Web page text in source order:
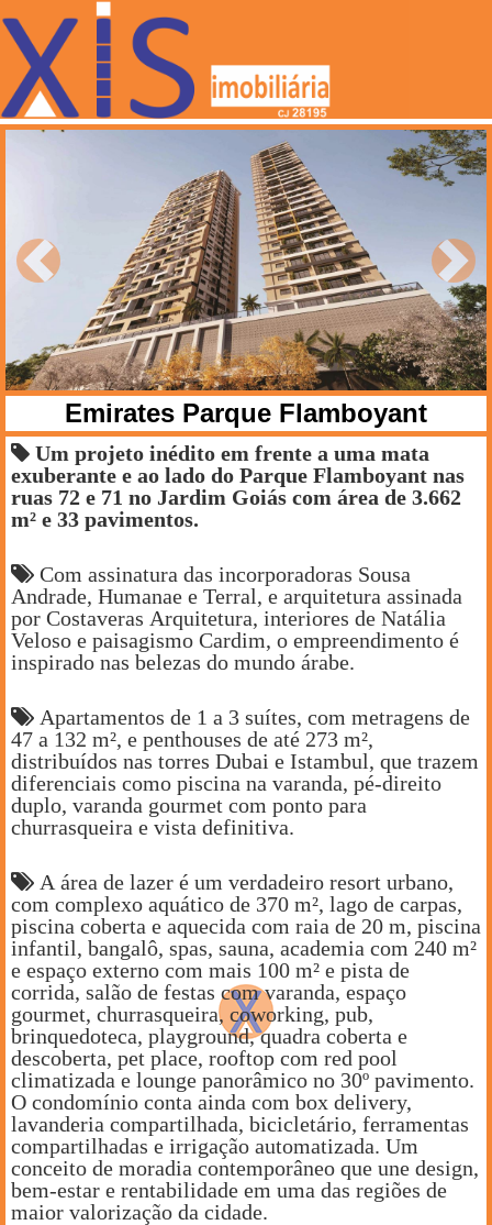
Anterior
Emirates Parque Flamboyant
Um projeto inédito em frente a uma mata
exuberante e ao lado do Parque Flamboyant nas
ruas 72 e 71 no Jardim Goiás com área de 3.662
m² e 33 pavimentos.
Com assinatura das incorporadoras Sousa
Andrade, Humanae e Terral, e arquitetura assinada
por Costaveras Arquitetura, interiores de Natália
Veloso e paisagismo Cardim, o empreendimento é
inspirado nas belezas do mundo árabe.
Apartamentos de 1 a 3 suítes, com metragens de
47 a 132 m², e penthouses de até 273 m²,
distribuídos nas torres Dubai e Istambul, que trazem
diferenciais como piscina na varanda, pé-direito
duplo, varanda gourmet com ponto para
churrasqueira e vista definitiva.
A área de lazer é um verdadeiro resort urbano,
com complexo aquático de 370 m², lago de carpas,
piscina coberta e aquecida com raia de 20 m, piscina
infantil, bangalô, spas, sauna, academia com 240 m²
e espaço externo com mais 100 m² e pista de
corrida, salão de festas com varanda, espaço
gourmet, churrasqueira, coworking, pub,
brinquedoteca, playground, quadra coberta e
descoberta, pet place, rooftop com red pool
climatizada e lounge panorâmico no 30º pavimento.
O condomínio conta ainda com box delivery,
lavanderia compartilhada, bicicletário, ferramentas
compartilhadas e irrigação automatizada. Um
conceito de moradia contemporâneo que une design,
bem-estar e rentabilidade em uma das regiões de
maior valorização da cidade.